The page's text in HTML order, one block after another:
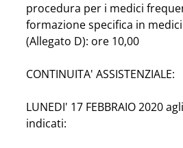
procedura per i medici
formazione specifica in
(Allegato D): ore 10,00
CONTINUITA' ASSISTENZIALE:
LUNEDI' 17 FEBBRAIO 2020
indicati: